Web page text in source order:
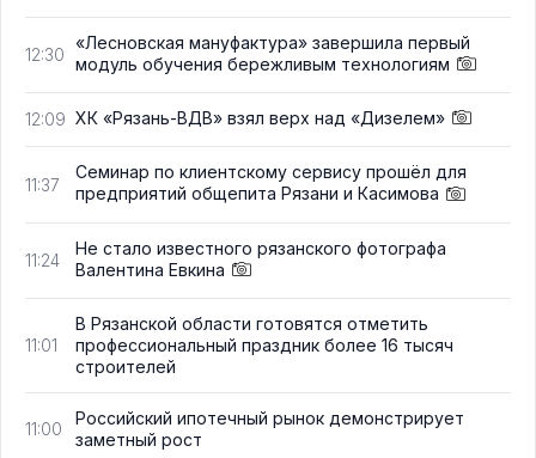
12:30
«Лесновская мануфактура» завершила первый
модуль обучения бережливым технологиям
12:09 ХК «Рязань-ВДВ» взял верх над «Дизелем»
11:37
Семинар по клиентскому сервису прошёл для
предприятий общепита Рязани и Касимова
11:24
Не стало известного рязанского фотографа
Валентина Евкина
11:01
В Рязанской области готовятся отметить
профессиональный праздник более 16 тысяч
строителей
11:00
Российский ипотечный рынок демонстрирует
заметный рост